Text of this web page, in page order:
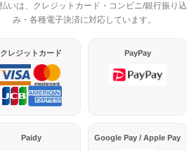
いは、クレジットカード・コンビニ/銀行振り込
み・各種電子決済に対応しています。
クレジットカード PayPay
Paidy Google Pay / Apple Pay